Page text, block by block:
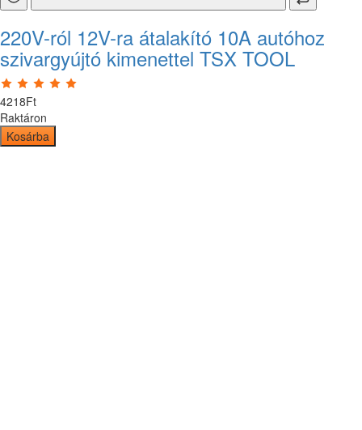
220V-ról 12V-ra átalakító 10A autóhoz
szivargyújtó kimenettel TSX TOOL
4218Ft
Raktáron
Kosárba